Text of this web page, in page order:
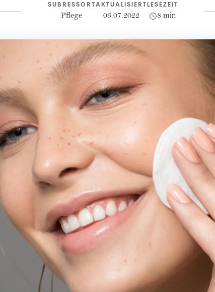
SUBRESSORT
Pflege
AKTUALISIERT
06.07.2022
LESEZEIT
8 min